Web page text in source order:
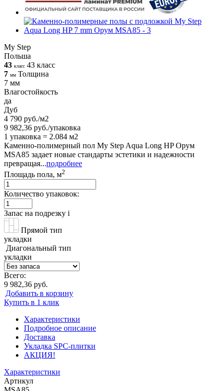
My Step
Польша
43 класс 43 класс
7 мм Толщина
7 мм
Влагостойкость
да
Дуб
4 790 руб./м2
9 982,36 руб./упаковка
1 упаковка = 2.084 м2
Каменно-полимерный пол My Step Aqua Long HP Орум
MSA85 задает новые стандарты эстетики и надежности
превращая...подробнее
Площадь пола, м2
Количество упаковок:
Запас на подрезку i
Прямой тип
укладки
Диагональный тип
укладки
Всего:
9 982,36 руб.
Добавить в корзину
Купить в 1 клик
Характеристики
Подробное описание
Доставка
Укладка SPC-плитки
АКЦИЯ!
Характеристики
Артикул